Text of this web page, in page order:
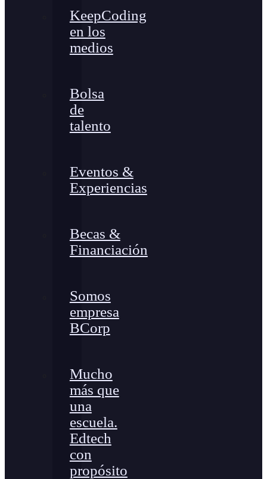
KeepCoding
en los
medios
Bolsa
de
talento
Eventos &
Experiencias
Becas &
Financiación
Somos
empresa
BCorp
Mucho
más que
una
escuela.
Edtech
con
propósito